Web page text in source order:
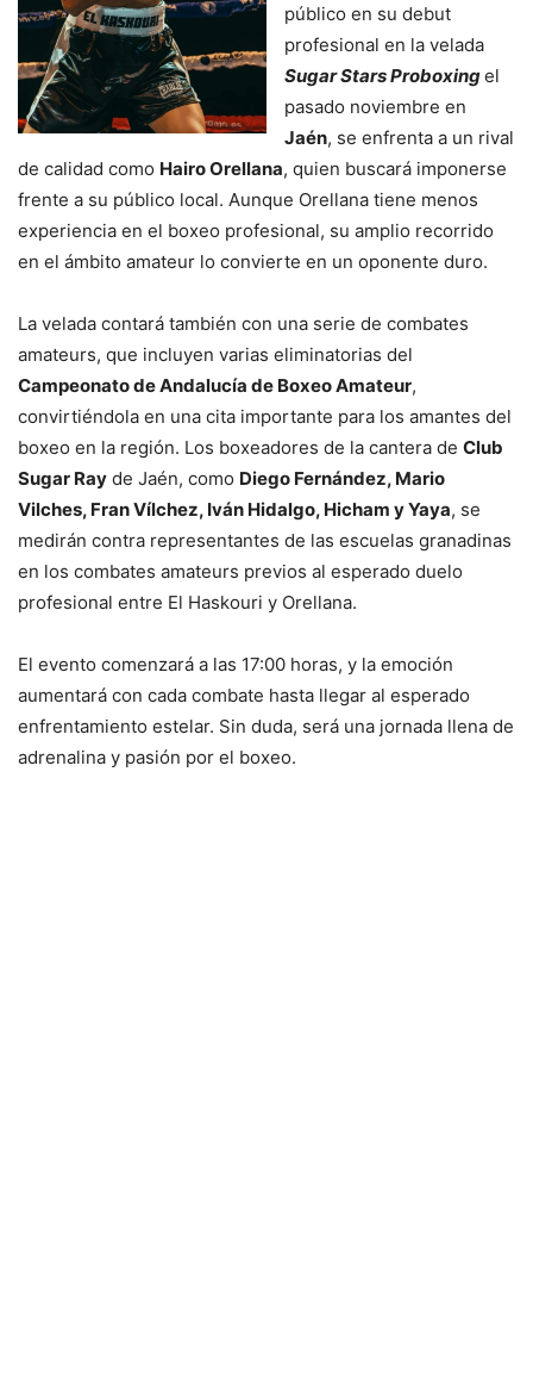
público en su debut
profesional en la velada
Sugar Stars Proboxingel
pasado noviembre en
Jaén, se enfrenta a un rival
de calidad como Hairo Orellana, quien buscará imponerse
frente a su público local. Aunque Orellana tiene menos
experiencia en el boxeo profesional, su amplio recorrido
en el ámbito amateur lo convierte en un oponente duro.
La velada contará también con una serie de combates
amateurs, que incluyen varias eliminatorias del
Campeonato de Andalucía de Boxeo Amateur,
convirtiéndola en una cita importante para los amantes del
boxeo en la región. Los boxeadores de la cantera de Club
Sugar Ray de Jaén, como Diego Fernández, Mario
Vilches, Fran Vílchez, Iván Hidalgo, Hicham y Yaya, se
medirán contra representantes de las escuelas granadinas
en los combates amateurs previos al esperado duelo
profesional entre El Haskouri y Orellana.
El evento comenzará a las 17:00 horas, y la emoción
aumentará con cada combate hasta llegar al esperado
enfrentamiento estelar. Sin duda, será una jornada llena de
adrenalina y pasión por el boxeo.